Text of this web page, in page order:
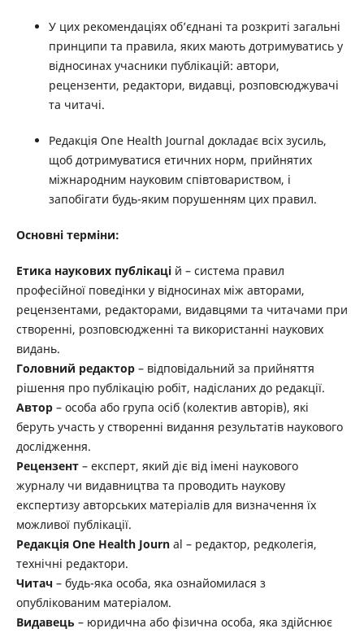
У цих рекомендаціях об’єднані та розкриті загальні
принципи та правила, яких мають дотримуватись у
відносинах учасники публікацій: автори,
рецензенти, редактори, видавці, розповсюджувачі
та читачі.
Редакція One Health Journal докладає всіх зусиль,
щоб дотримуватися етичних норм, прийнятих
міжнародним науковим співтовариством, і
запобігати будь-яким порушенням цих правил.
Основні терміни:
Етика наукових публікаці й – система правил
професійної поведінки у відносинах між авторами,
рецензентами, редакторами, видавцями та читачами при
створенні, розповсюдженні та використанні наукових
видань.
Головний редактор – відповідальний за прийняття
рішення про публікацію робіт, надісланих до редакції.
Автор – особа або група осіб (колектив авторів), які
беруть участь у створенні видання результатів наукового
дослідження.
Рецензент – експерт, який діє від імені наукового
журналу чи видавництва та проводить наукову
експертизу авторських матеріалів для визначення їх
можливої ​​публікації.
Редакція One Health Journ al – редактор, редколегія,
технічні редактори.
Читач – будь-яка особа, яка ознайомилася з
опублікованим матеріалом.
Видавець – юридична або фізична особа, яка здійснює